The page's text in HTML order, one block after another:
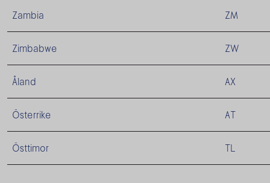
Zambia ZM
Zimbabwe ZW
Åland AX
Österrike AT
Östtimor TL